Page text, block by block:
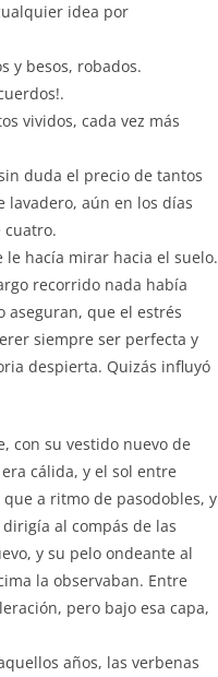
idea por
y besos, robados.
vividos, cada vez más
duda el precio de tantos
lavadero, aún en los días
cuatro.
hacía mirar hacia el suelo.
recorrido nada había
aseguran, que el estrés
siempre ser perfecta y
despierta. Quizás influyó
con su vestido nuevo de
cálida, y el sol entre
a ritmo de pasodobles, y
al compás de las
y su pelo ondeante al
la observaban. Entre
pero bajo esa capa,
años, las verbenas